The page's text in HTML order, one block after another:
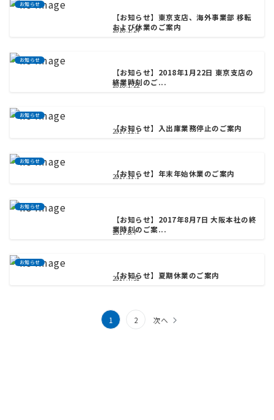
お知らせ
【お知らせ】東京支店、海外事業部 移転
および休業のご案内
2018.1.24
お知らせ
【お知らせ】2018年1月22日 東京支店の
終業時刻のご...
2018.1.22
お知らせ
【お知らせ】入出庫業務停止のご案内
2017.12.1
お知らせ
【お知らせ】年末年始休業のご案内
2017.11.1
お知らせ
【お知らせ】2017年8月7日 大阪本社の終
業時刻のご案...
2017.8.7
お知らせ
【お知らせ】夏期休業のご案内
2017.7.31
1 2 次へ